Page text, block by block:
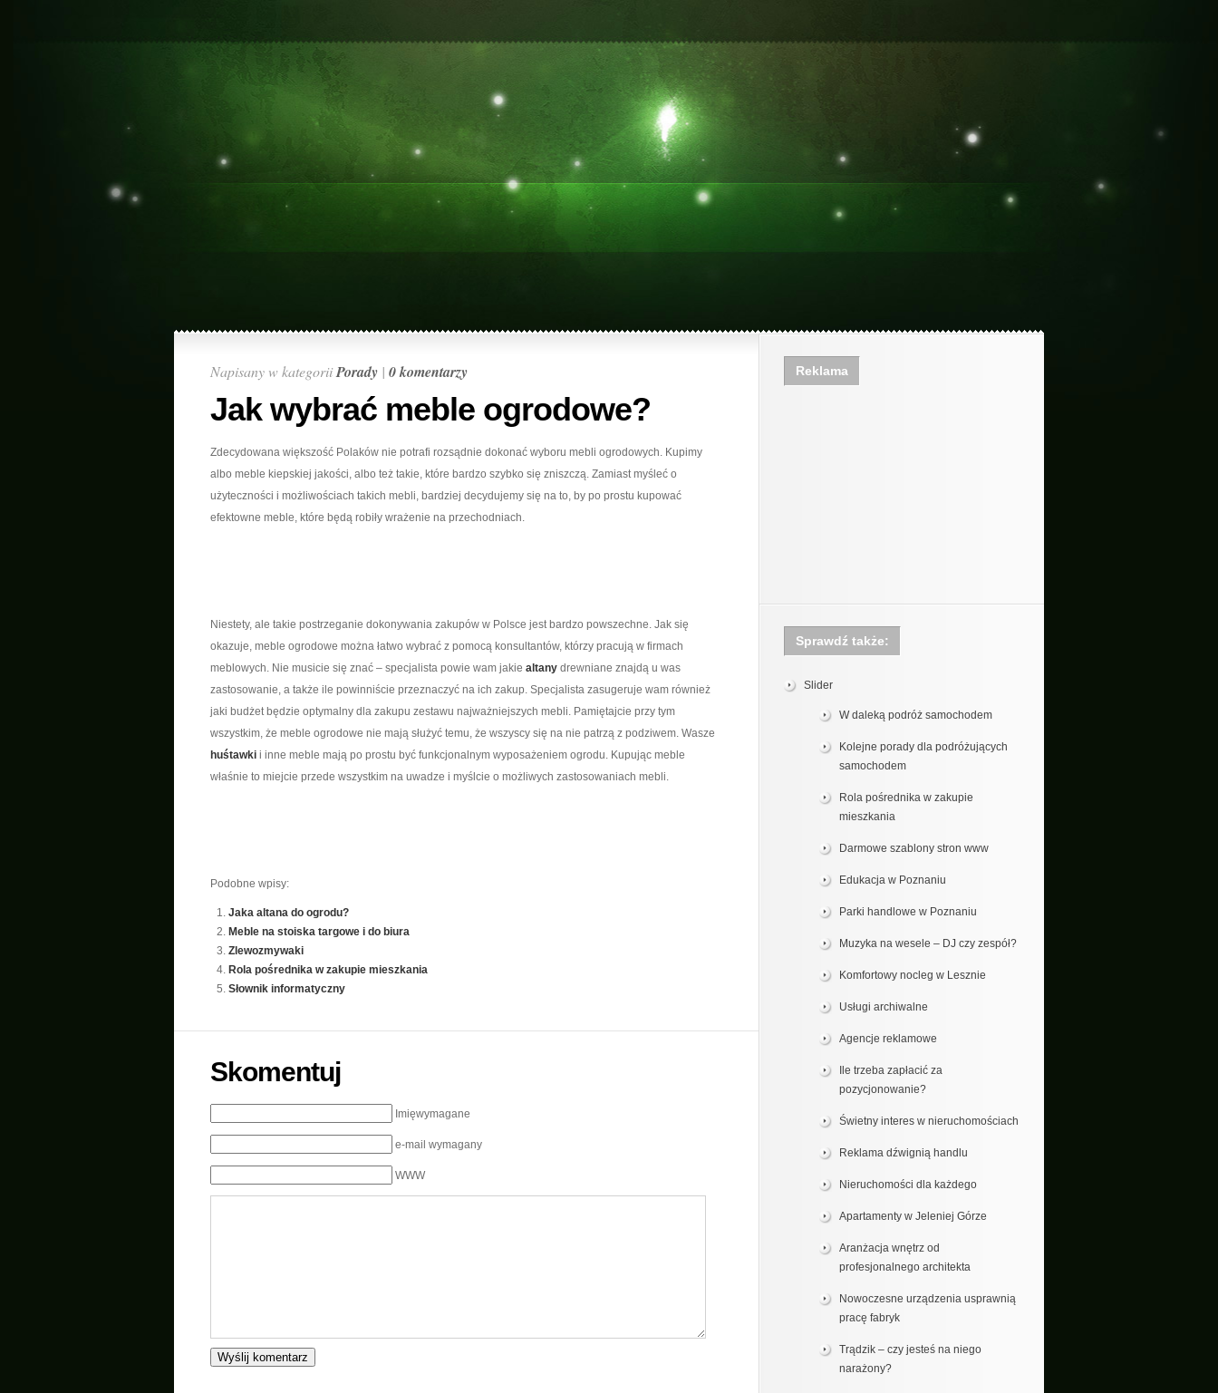
Napisany w kategoriiPorady | 0 komentarzy
Jak wybrać meble ogrodowe?
Zdecydowana większość Polaków nie potrafi rozsądnie dokonać wyboru mebli ogrodowych. Kupimy
albo meble kiepskiej jakości, albo też takie, które bardzo szybko się zniszczą. Zamiast myśleć o
użyteczności i możliwościach takich mebli, bardziej decydujemy się na to, by po prostu kupować
efektowne meble, które będą robiły wrażenie na przechodniach.
Niestety, ale takie postrzeganie dokonywania zakupów w Polsce jest bardzo powszechne. Jak się
okazuje, meble ogrodowe można łatwo wybrać z pomocą konsultantów, którzy pracują w firmach
meblowych. Nie musicie się znać – specjalista powie wam jakie altany drewniane znajdą u was
zastosowanie, a także ile powinniście przeznaczyć na ich zakup. Specjalista zasugeruje wam również
jaki budżet będzie optymalny dla zakupu zestawu najważniejszych mebli. Pamiętajcie przy tym
wszystkim, że meble ogrodowe nie mają służyć temu, że wszyscy się na nie patrzą z podziwem. Wasze
huśtawki i inne meble mają po prostu być funkcjonalnym wyposażeniem ogrodu. Kupując meble
właśnie to miejcie przede wszystkim na uwadze i myślcie o możliwych zastosowaniach mebli.
Podobne wpisy:
Jaka altana do ogrodu?
Meble na stoiska targowe i do biura
Zlewozmywaki
Rola pośrednika w zakupie mieszkania
Słownik informatyczny
Skomentuj
Imięwymagane
e-mail wymagany
WWW
Reklama
Sprawdź także:
Slider
W daleką podróż samochodem
Kolejne porady dla podróżujących
samochodem
Rola pośrednika w zakupie
mieszkania
Darmowe szablony stron www
Edukacja w Poznaniu
Parki handlowe w Poznaniu
Muzyka na wesele – DJ czy zespół?
Komfortowy nocleg w Lesznie
Usługi archiwalne
Agencje reklamowe
Ile trzeba zapłacić za
pozycjonowanie?
Świetny interes w nieruchomościach
Reklama dźwignią handlu
Nieruchomości dla każdego
Apartamenty w Jeleniej Górze
Aranżacja wnętrz od
profesjonalnego architekta
Nowoczesne urządzenia usprawnią
pracę fabryk
Trądzik – czy jesteś na niego
narażony?